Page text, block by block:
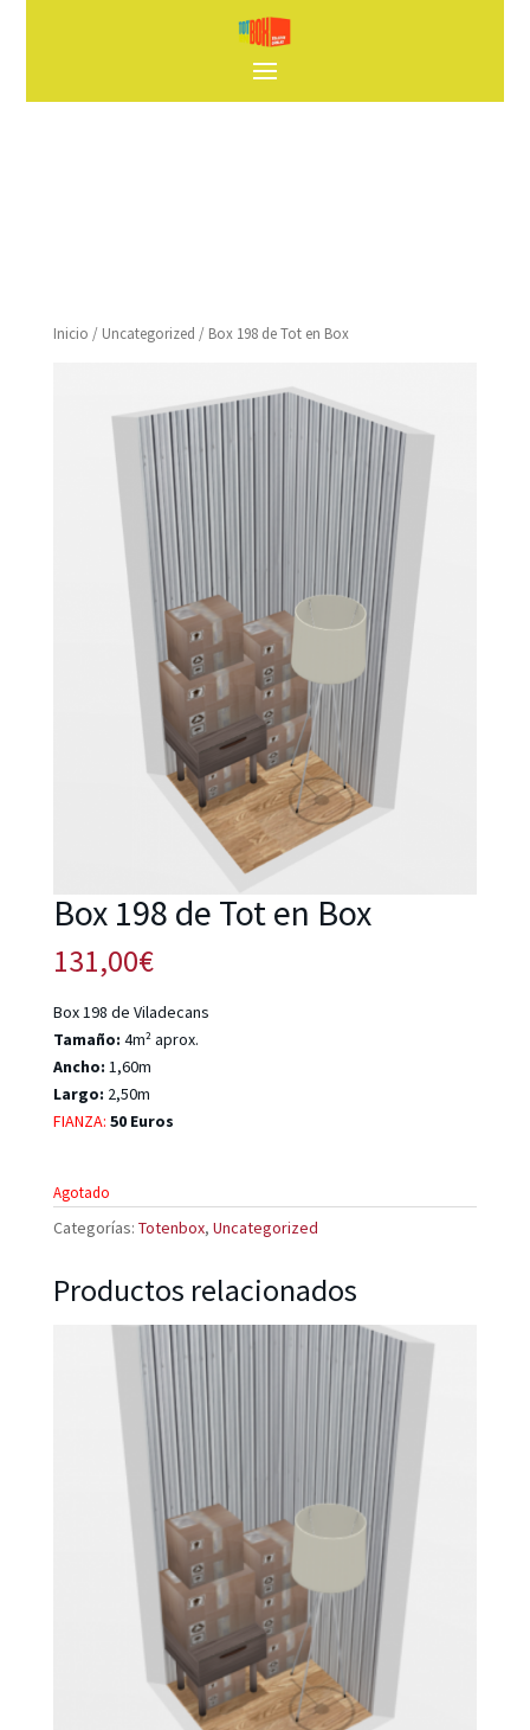
Inicio / Uncategorized / Box 198 de Tot en Box
Box 198 de Tot en Box
131,00€
Box 198 de Viladecans
Tamaño: 4m² aprox.
Ancho: 1,60m
Largo: 2,50m
FIANZA: 50 Euros
Agotado
Categorías: Totenbox, Uncategorized
Productos relacionados